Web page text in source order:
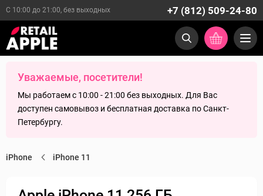
С 10:00 до 21:00, без выходных +7 (812) 509-24-80
Уважаемые, посетители!
Мы работаем с 10:00 - 21:00 без выходных. Для Вас
доступен самовывоз и бесплатная доставка по Санкт-
Петербургу.
iPhone iPhone 11